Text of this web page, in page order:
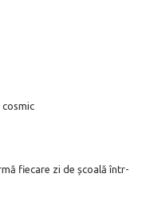
cosmic
fiecare zi de școală într-